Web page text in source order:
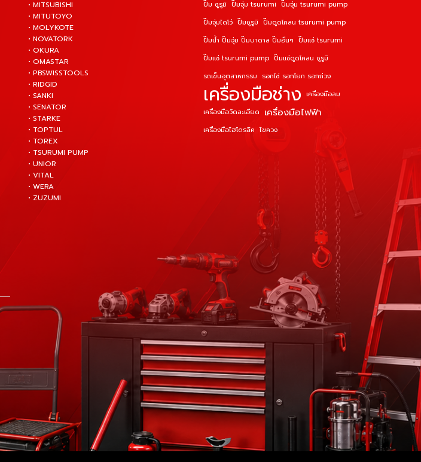
• MITSUBISHI
• MITUTOYO
• MOLYKOTE
• NOVATORK
• OKURA
• OMASTAR
• PBSWISSTOOLS
• RIDGID
• SANKI
• SENATOR
• STARKE
• TOPTUL
• TOREX
• TSURUMI PUMP
• UNIOR
• VITAL
• WERA
• ZUZUMI
ปั๊ม ซูรูมิ ปั๊มจุ่ม tsurumi ปั๊มจุ่ม tsurumi pump
ปั๊มจุ่มไดโว่ ปั๊มซูรูมิ ปั๊มดูดโคลน tsurumi pump
ปั๊มน้ำ ปั๊มจุ่ม ปั๊มบาดาล ปั๊มอื่นๆ ปั๊มแช่ tsurumi
ปั๊มแช่ tsurumi pump ปั๊มแช่ดูดโคลน ซูรูมิ
รถเข็นอุตสาหกรรม รอกโซ่ รอกโยก รอกถ่วง
เครื่องมือช่าง เครื่องมือลม
เครื่องมือวัดละเอียด เครื่องมือไฟฟ้า
เครื่องมือไฮโดรลิค ไขควง